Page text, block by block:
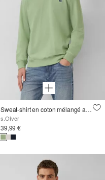
Sweat-shirt en coton mélangé avec col ras du cou
s.Oliver
39,99 €